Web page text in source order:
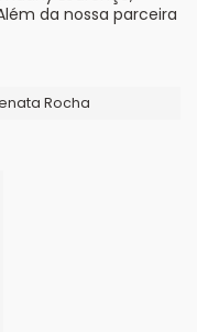
da nossa parceira
Rocha